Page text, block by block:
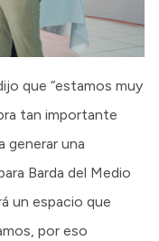
que “estamos muy
tan importante
generar una
Barda del Medio
un espacio que
por eso